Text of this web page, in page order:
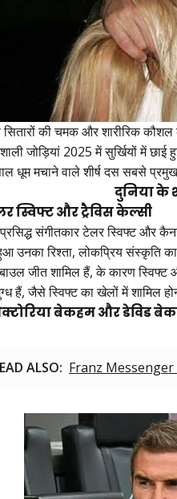
सितारों की चमक और शारीरिक
जोड़ियां 2025 में सुर्खियों में
धूम मचाने वाले शीर्ष दस सबसे
दुनिया के
स्विफ्ट और ट्रैविस केल्सी
प्रसिद्ध संगीतकार टेलर स्विफ्ट और
उनका रिश्ता, लोकप्रिय संस्कृति
जीत शामिल हैं, के कारण
हैं, जैसे स्विफ्ट का खेलों में शामिल
बेकहम और डेविड
ALSO: Franz